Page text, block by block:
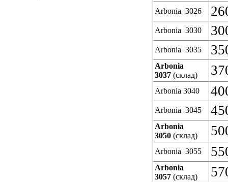
Arbonia 3026
Arbonia 3030
Arbonia 3035
Arbonia
3037 (склад)
Arbonia 3040
Arbonia 3045
Arbonia
3050 (склад)
Arbonia 3055
Arbonia
3057 (склад)